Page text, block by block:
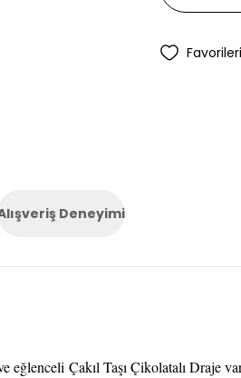
Deneyimi
eğlenceli Çakıl Taşı Çikolatalı